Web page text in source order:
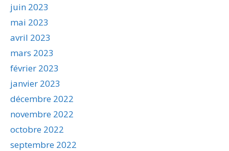
juin 2023
mai 2023
avril 2023
mars 2023
février 2023
janvier 2023
décembre 2022
novembre 2022
octobre 2022
septembre 2022